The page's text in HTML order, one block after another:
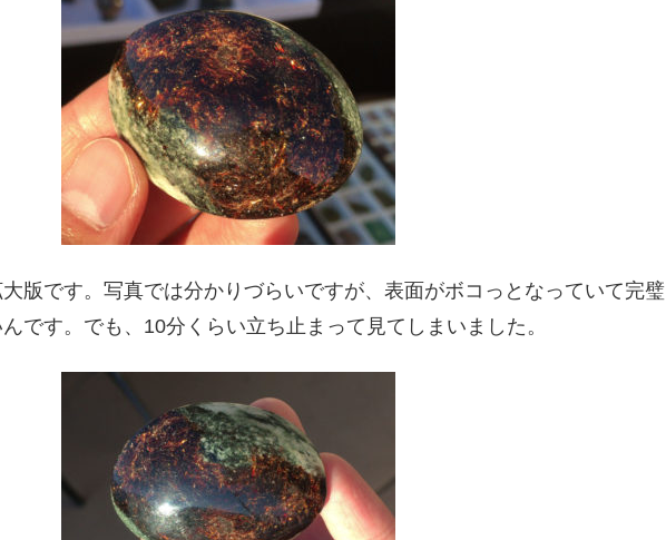
版です。写真では分かりづらいですが、表面がボコっとなっていて完璧
です。でも、10分くらい立ち止まって見てしまいました。